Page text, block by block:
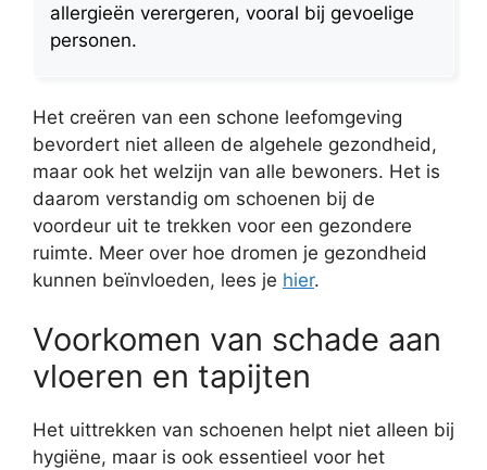
allergieën verergeren, vooral bij gevoelige
personen.
Het creëren van een schone leefomgeving
bevordert niet alleen de algehele gezondheid,
maar ook het welzijn van alle bewoners. Het is
daarom verstandig om schoenen bij de
voordeur uit te trekken voor een gezondere
ruimte. Meer over hoe dromen je gezondheid
kunnen beïnvloeden, lees je hier.
Voorkomen van schade aan
vloeren en tapijten
Het uittrekken van schoenen helpt niet alleen bij
hygiëne, maar is ook essentieel voor het